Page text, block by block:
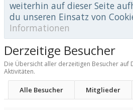
weiterhin auf dieser Seite
du unseren Einsatz von
Informationen
Derzeitige Besucher
Die Übersicht aller derzeitigen Besucher auf
Aktivitäten.
Alle Besucher Mitglieder